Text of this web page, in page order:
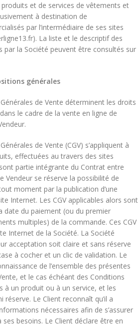
et de services de vêtements et
à destination de
par l’intermédiaire de ses sites
La liste et le descriptif des
par la Société peuvent être consultés sur
générales
de Vente déterminent les droits
le cadre de la vente en ligne de
de Vente (CGV) s’appliquent à
effectuées au travers des sites
partie intégrante du Contrat entre
Vendeur se réserve la possibilité de
moment par la publication d’une
Internet. Les CGV applicables alors sont
date du paiement (ou du premier
multiples) de la commande. Ces CGV
Internet de la Société. La Société
acceptation soit claire et sans réserve
à cocher et un clic de validation. Le
de l’ensemble des présentes
et le cas échéant des Conditions
à un produit ou à un service, et les
Le Client reconnaît qu’il a
nécessaires afin de s’assurer
ses besoins. Le Client déclare être en